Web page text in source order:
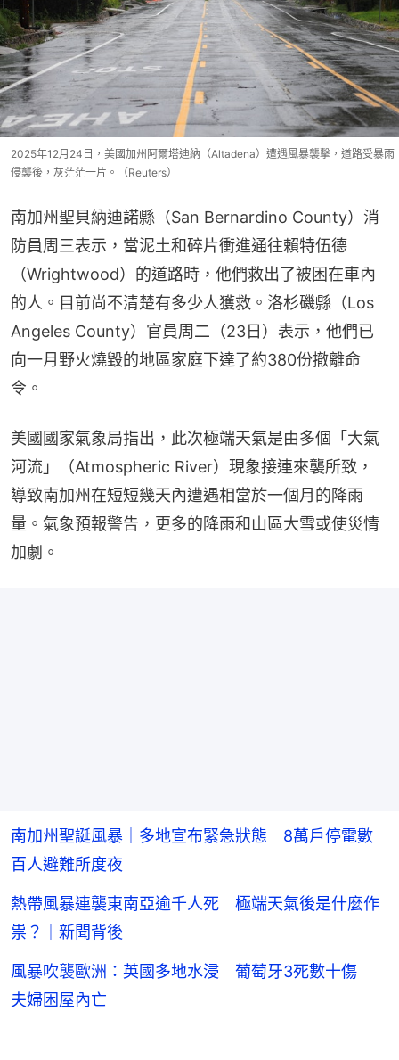
2025年12月24日，美國加州阿爾塔迪納（Altadena）遭遇風暴襲擊，道路受暴雨
侵襲後，灰茫茫一片。（Reuters）
南加州聖貝納迪諾縣（San Bernardino County）消
防員周三表示，當泥土和碎片衝進通往賴特伍德
（Wrightwood）的道路時，他們救出了被困在車內
的人。目前尚不清楚有多少人獲救。洛杉磯縣（Los
Angeles County）官員周二（23日）表示，他們已
向一月野火燒毀的地區家庭下達了約380份撤離命
令。
美國國家氣象局指出，此次極端天氣是由多個「大氣
河流」（Atmospheric River）現象接連來襲所致，
導致南加州在短短幾天內遭遇相當於一個月的降雨
量。氣象預報警告，更多的降雨和山區大雪或使災情
加劇。
南加州聖誕風暴｜多地宣布緊急狀態 8萬戶停電數
百人避難所度夜
熱帶風暴連襲東南亞逾千人死 極端天氣後是什麼作
祟？｜新聞背後
風暴吹襲歐洲：英國多地水浸 葡萄牙3死數十傷
夫婦困屋內亡